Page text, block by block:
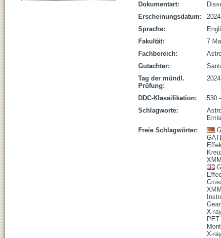
Dokumentart:
Erscheinungsdatum:
Sprache:
Fakultät:
7
Fachbereich:
Gutachter:
Tag der mündl.
Prüfung:
DDC-Klassifikation:
530
Schlagworte:
Freie Schlagwörter:
X-
PET
X-